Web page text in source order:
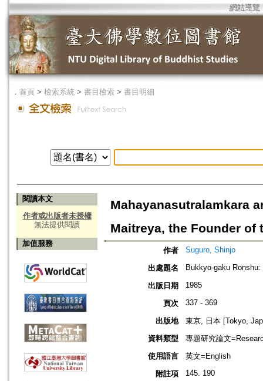
網站導覽
． 首頁 > 檢索系統 > 書目檢索 > 書目明細
閱讀本文
作者或出版者未授權
無法提供閱讀
加值服務
Mahayanasutralamkara
Maitreya, the Founder of
作者 Suguro, Shinjo
出處題名 Bukkyo-gaku
出版日期 1985
頁次 337 - 369
出版地
東京, 日本 [Tokyo,
資料類型
專題研究論文
使用語言
英文=English
附註項
145. 190